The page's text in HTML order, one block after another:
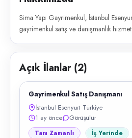
Sima Yapı Gayrimenkul, İstanbul
gayrimenkul satış ve danışmanlık
Açık İlanlar (2)
Gayrimenkul Satış Danışmanı
İstanbul Esenyurt Türkiye
1 ay önce
Görüşülür
Tam Zamanlı İş Yerinde